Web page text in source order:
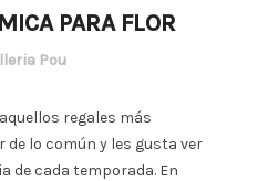
PARA FLOR
Pou
regales más
de lo común y les gusta ver
de cada temporada. En